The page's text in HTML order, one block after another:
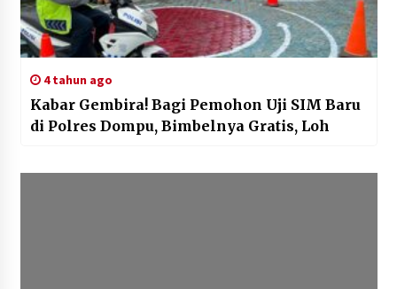
4 tahun ago
Kabar Gembira! Bagi Pemohon Uji SIM Baru
di Polres Dompu, Bimbelnya Gratis, Loh